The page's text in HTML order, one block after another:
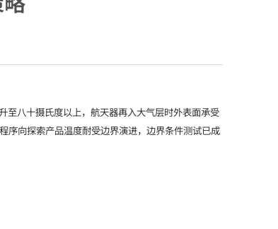
至八十摄氏度以上，航天器再入大气层时外表面承受
向探索产品温度耐受边界演进，边界条件测试已成